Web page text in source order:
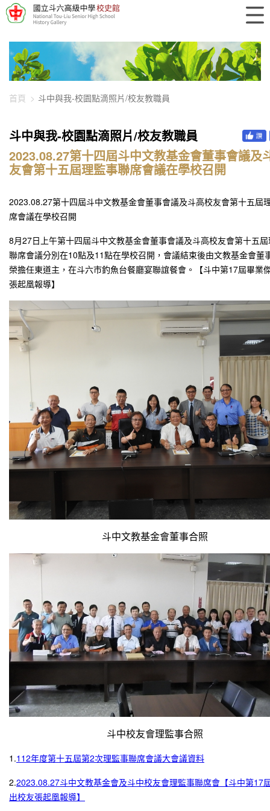
448-1728
首頁 斗中與我-校園點滴照片/校友教職員
斗中與我-校園點滴照片/校友教職員
2023.08.27第十四屆斗中文教基金會董事會議及
友會第十五屆理監事聯席會議在學校召開
2023.08.27第十四屆斗中文教基金會董事會議及斗高校友會第十五屆
席會議在學校召開
8月27日上午第十四屆斗中文教基金會董事會議及斗高校友會第十五
聯席會議分別在10點及11點在學校召開，會議結束後由文教基金會董
榮擔任東道主，在斗六市釣魚台餐廳宴聯誼餐會。【斗中第17屆畢業
張起凰報導】
斗中文教基金會董事合照
斗中校友會理監事合照
1.112年度第十五屆第2次理監事聯席會議大會議資料
2.2023.08.27斗中文教基金會及斗中校友會理監事聯席會【斗中第17
出校友張起凰報導】